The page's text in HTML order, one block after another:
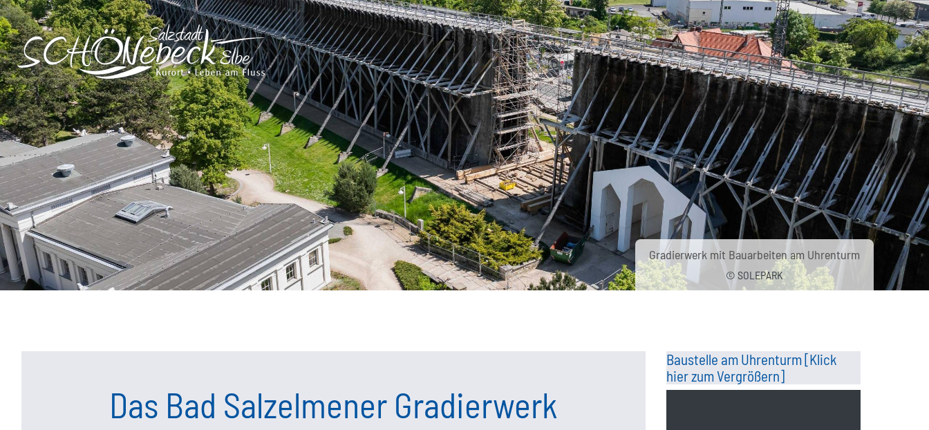
Gradierwerk mit Bauarbeiten am Uhrenturm
© SOLEPARK
Das Bad Salzelmener Gradierwerk
Baustelle am Uhrenturm [Klick
hier zum Vergrößern]